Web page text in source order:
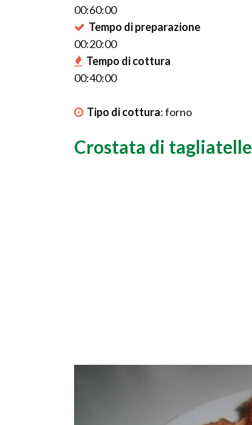
00:60:00
Tempo di preparazione
00:20:00
Tempo di cottura
00:40:00
Tipo di cottura:forno
Crostata di tagliatelle